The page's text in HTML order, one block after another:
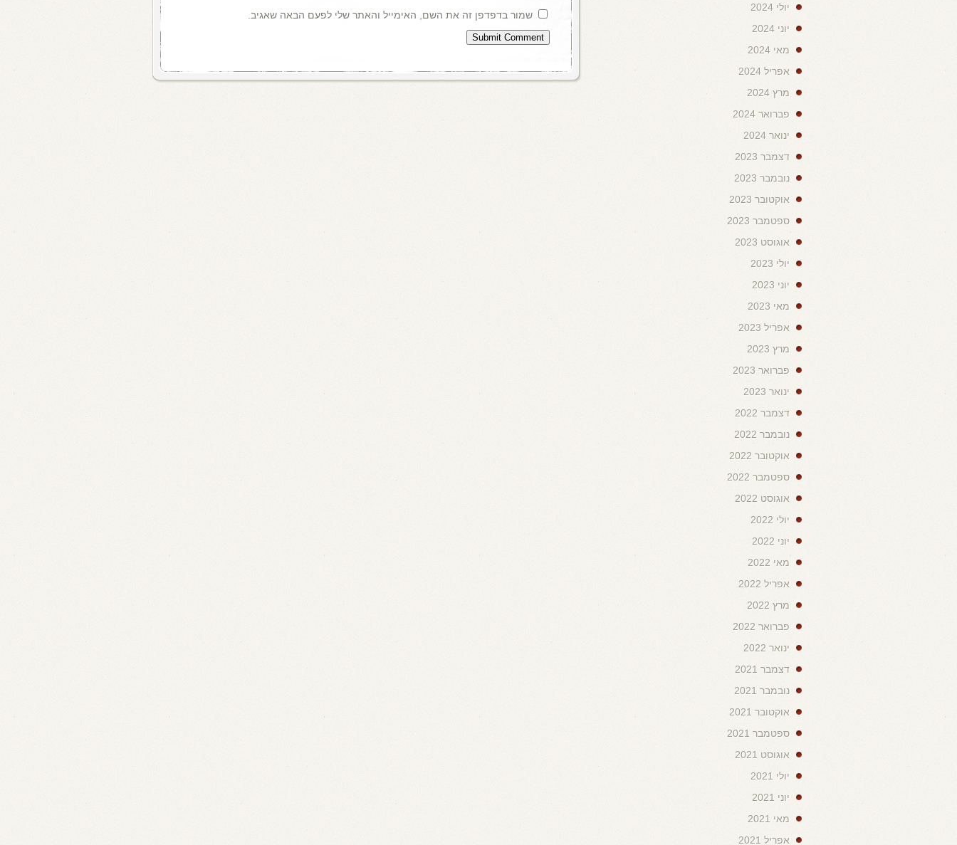
שמור בדפדפן זה את השם, האימייל והאתר שלי לפעם הבאה שאגיב.
יולי 2024
יוני 2024
מאי 2024
אפריל 2024
מרץ 2024
פברואר 2024
ינואר 2024
דצמבר 2023
נובמבר 2023
אוקטובר 2023
ספטמבר 2023
אוגוסט 2023
יולי 2023
יוני 2023
מאי 2023
אפריל 2023
מרץ 2023
פברואר 2023
ינואר 2023
דצמבר 2022
נובמבר 2022
אוקטובר 2022
ספטמבר 2022
אוגוסט 2022
יולי 2022
יוני 2022
מאי 2022
אפריל 2022
מרץ 2022
פברואר 2022
ינואר 2022
דצמבר 2021
נובמבר 2021
אוקטובר 2021
ספטמבר 2021
אוגוסט 2021
יולי 2021
יוני 2021
מאי 2021
אפריל 2021